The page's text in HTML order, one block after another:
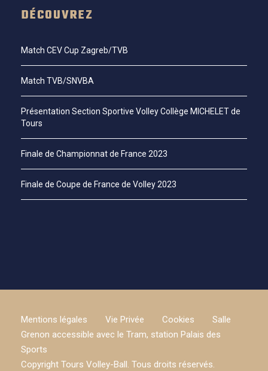
DÉCOUVREZ
Match CEV Cup Zagreb/TVB
Match TVB/SNVBA
Présentation Section Sportive Volley Collège MICHELET de
Tours
Finale de Championnat de France 2023
Finale de Coupe de France de Volley 2023
Mentions légales Vie Privée Cookies
Salle
Grenon accessible avec le Tram, station Palais des
Sports
Copyright Tours Volley-Ball. Tous droits réservés.